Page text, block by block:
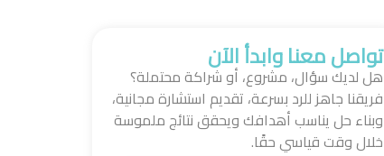
تواصل معنا وابدأ الآن
هل لديك سؤال، مشروع، أو شراكة محتملة؟
فريقنا جاهز للرد بسرعة، تقديم استشارة مجانية،
وبناء حل يناسب أهدافك ويحقق نتائج ملموسة
خلال وقت قياسي حقًا.